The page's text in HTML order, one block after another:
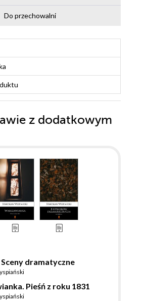
Do przechowalni
z dodatkowym
dramatyczne
Pieśń z roku 1831